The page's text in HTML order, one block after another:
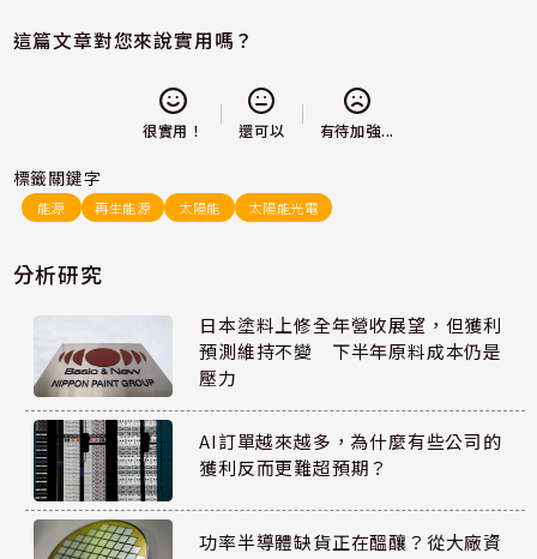
這篇文章對您來說實用嗎？
很實用！ 還可以 有待加強...
標籤關鍵字
能源 再生能源 太陽能 太陽能光電
分析研究
日本塗料上修全年營收展望，但獲利
預測維持不變 下半年原料成本仍是
壓力
AI訂單越來越多，為什麼有些公司的
獲利反而更難超預期？
功率半導體缺貨正在醞釀？從大廠資